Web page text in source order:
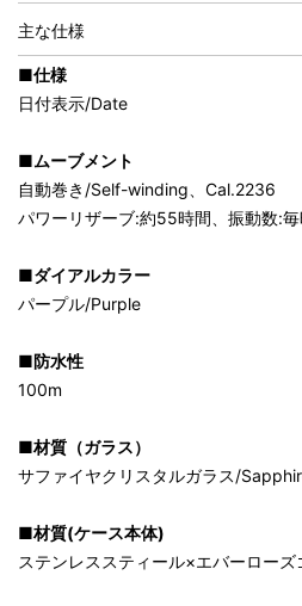
主な仕様
■仕様
日付表示/Date
■ムーブメント
自動巻き/Self-winding、Cal.2236
パワーリザーブ:約55時間、振動数:
■ダイアルカラー
パープル/Purple
■防水性
100m
■材質（ガラス）
サファイヤクリスタルガラス/
■材質(ケース本体)
ステンレススティール×エバーローズ